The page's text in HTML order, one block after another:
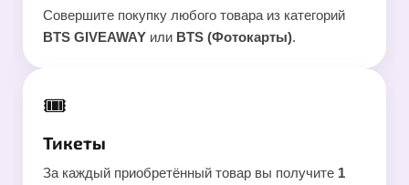
Совершите покупку любого товара из категорий
BTS GIVEAWAY или BTS (Фотокарты).
🎟
Тикеты
За каждый приобретённый товар вы получите 1